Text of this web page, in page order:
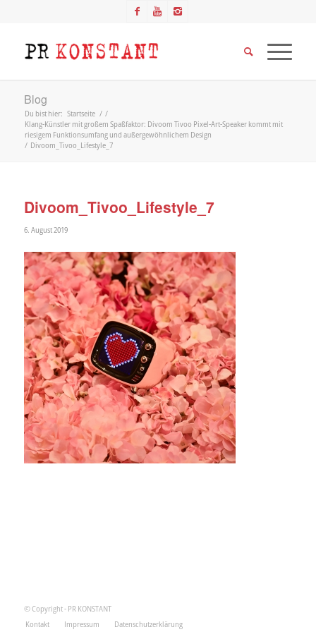
Blog
Du bist hier: Startseite / /
Klang-Künstler mit großem Spaßfaktor: Divoom Tivoo Pixel-Art-Speaker kommt mit
riesigem Funktionsumfang und außergewöhnlichem Design
/ Divoom_Tivoo_Lifestyle_7
Divoom_Tivoo_Lifestyle_7
6. August 2019
© Copyright - PR KONSTANT
Kontakt
Impressum Datenschutzerklärung